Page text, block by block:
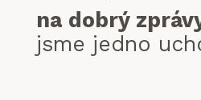
na dobrý
jsme jedno